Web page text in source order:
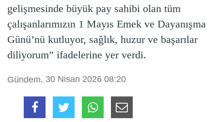
gelişmesinde büyük pay sahibi olan tüm
çalışanlarımızın 1 Mayıs Emek ve Dayanışma
Günü’nü kutluyor, sağlık, huzur ve başarılar
diliyorum” ifadelerine yer verdi.
Gündem, 30 Nisan 2026 08:20